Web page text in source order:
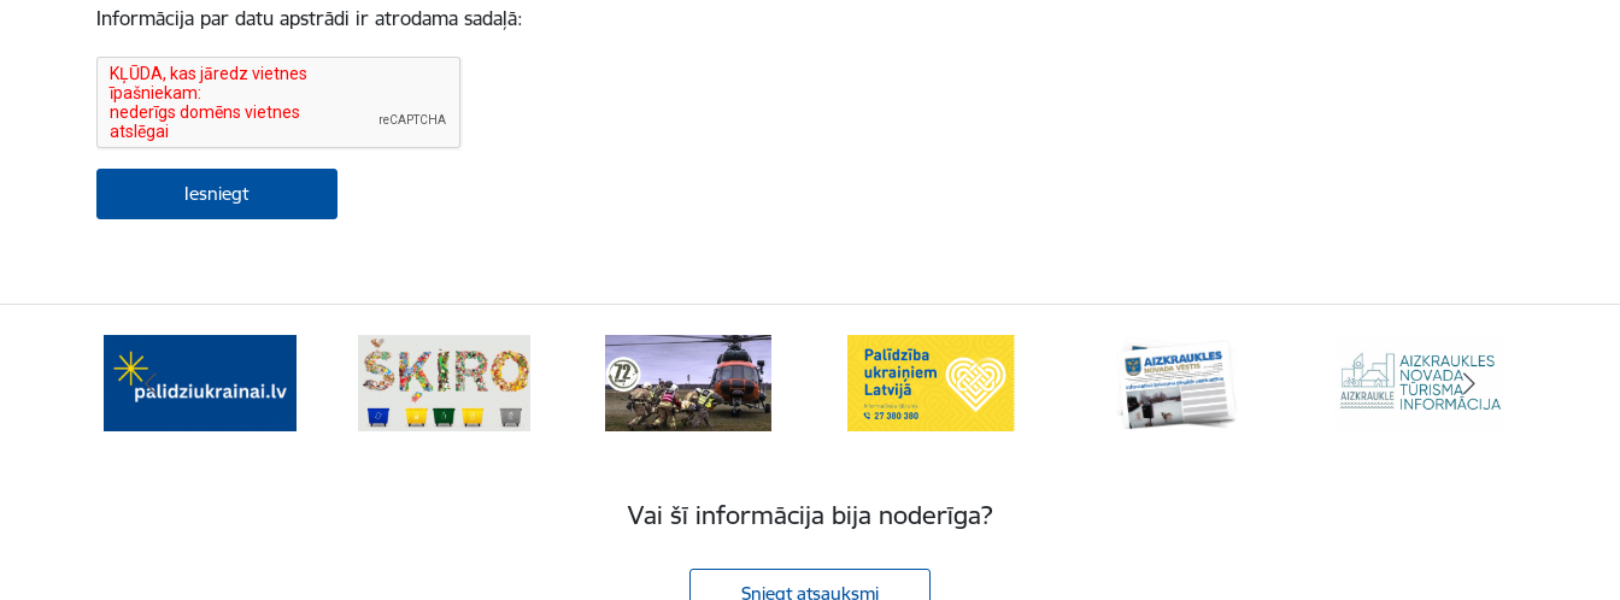
Informācija par datu apstrādi ir atrodama sadaļā:
Vai šī informācija bija noderīga?
Sniegt atsauksmi